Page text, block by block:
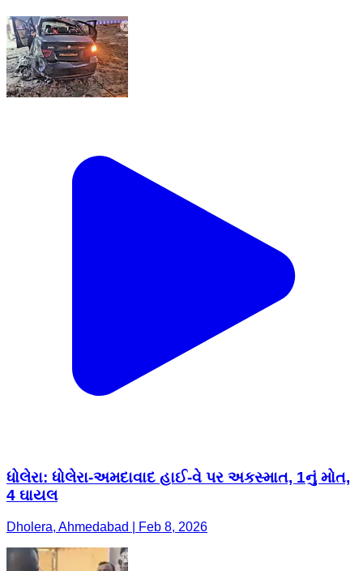
ધોલેરા: ધોલેરા-અમદાવાદ હાઈ-વે પર અકસ્માત, 1નું મોત,
4 ઘાયલ
Dholera, Ahmedabad | Feb 8, 2026